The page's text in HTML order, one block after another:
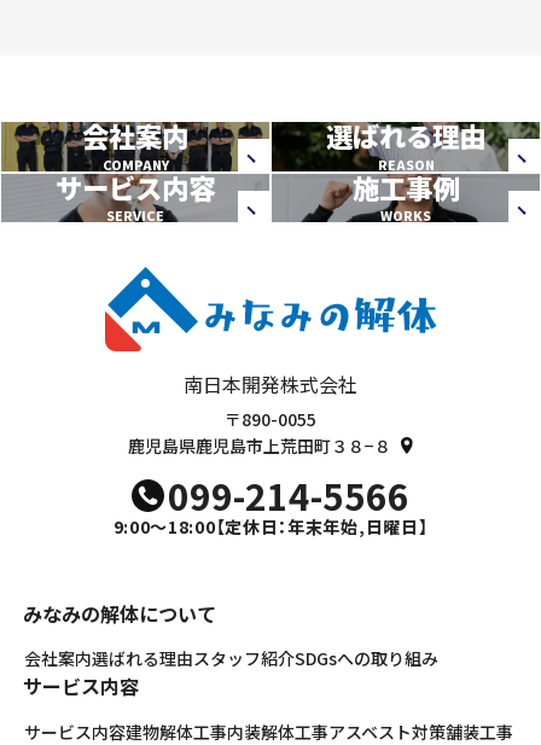
会社案内
COMPANY
選ばれる理由
REASON
サービス内容
SERVICE
施工事例
WORKS
南日本開発株式会社
〒890-0055
鹿児島県鹿児島市上荒田町３８−８
099-214-5566
9:00～18:00【定休日：年末年始,日曜日】
みなみの解体について
会社案内選ばれる理由スタッフ紹介SDGsへの取り組み
サービス内容
サービス内容建物解体工事内装解体工事アスベスト対策舗装工事